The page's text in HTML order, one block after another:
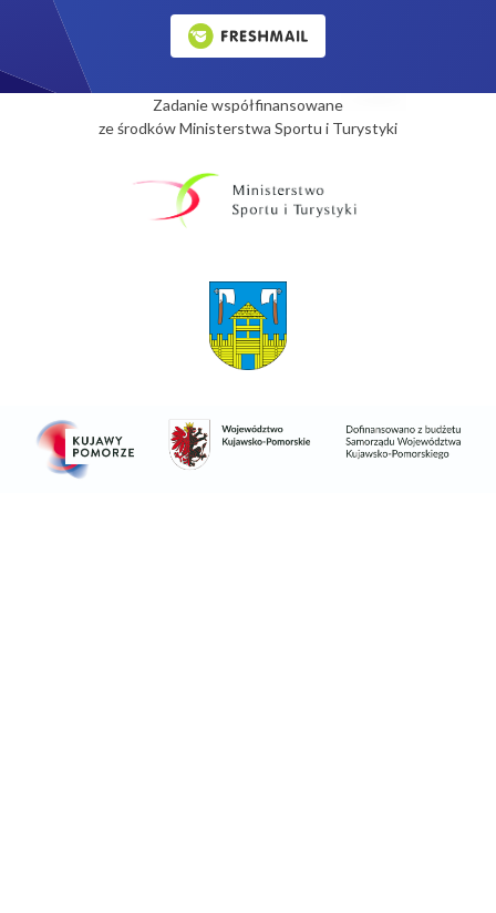
Zadanie współfinansowane
ze środków Ministerstwa Sportu i Turystyki